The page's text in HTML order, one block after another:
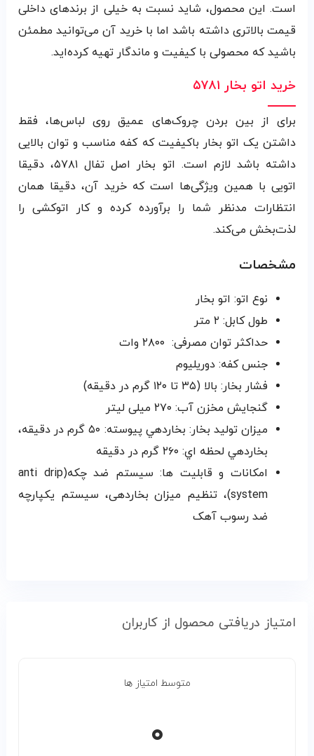
است. این محصول، شاید نسبت به خیلی از برندهای داخلی
قیمت بالاتری داشته باشد اما با خرید آن می‌توانید مطمئن
باشید که محصولی با کیفیت و ماندگار تهیه کرده‌اید.
خرید اتو بخار ۵۷۸۱
برای از بین بردن چروک‌های عمیق روی لباس‌ها، فقط
داشتن یک اتو بخار باکیفیت که کفه مناسب و توان بالایی
داشته باشد لازم است. اتو بخار اصل تفال ۵۷۸۱، دقیقا
اتویی با همین ویژگی‌ها است که خرید آن، دقیقا همان
انتظارات مدنظر شما را برآورده کرده و کار اتوکشی را
لذت‌بخش می‌کند.
مشخصات
نوع اتو: اتو بخار
طول کابل: ۲ متر
حداکثر توان مصرفی: ۲۸۰۰ وات
جنس کفه: دوریلیوم
فشار بخار: بالا (۳۵ تا ۱۲۰ گرم در دقیقه)
گنجایش مخزن آب: ۲۷۰ میلی لیتر
میزان تولید بخار: بخاردهي پيوسته: ۵۰ گرم در دقیقه،
بخاردهي لحظه اي: ۲۶۰ گرم در دقيقه
امکانات و قابلیت‌ ها: سیستم ضد چکه(anti drip
system)، تنظیم میزان بخاردهی، سیستم یکپارچه
ضد رسوب آهک
امتیاز دریافتی محصول از کاربران
متوسط امتیاز ها
۰